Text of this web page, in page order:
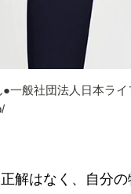
一般社団法人日本ラ
解はなく、自分